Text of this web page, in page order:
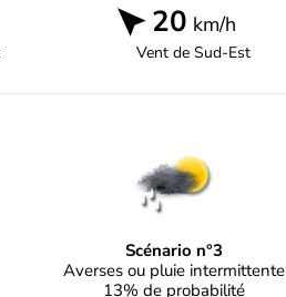
20 km/h
Vent deSud-Est
Scénario n°3
Averses ou pluie intermittente
13% de probabilité